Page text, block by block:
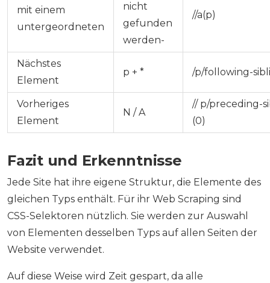
mit einem
untergeordneten
nicht
gefunden
werden-
//a(p)
Nächstes
Element
p + * /p/following-
Vorheriges
Element
N / A
// p/preceding-
(0)
Fazit und Erkenntnisse
Jede Site hat ihre eigene Struktur, die Elemente des
gleichen Typs enthält. Für ihr Web Scraping sind
CSS-Selektoren nützlich. Sie werden zur Auswahl
von Elementen desselben Typs auf allen Seiten der
Website verwendet.
Auf diese Weise wird Zeit gespart, da alle